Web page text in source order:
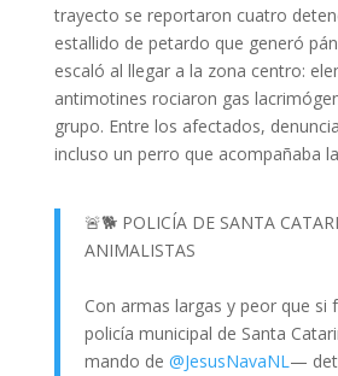
trayecto se reportaron cuatro
estallido de petardo que generó
escaló al llegar a la zona centro:
antimotines rociaron gas
grupo. Entre los afectados,
incluso un perro que acompañaba
🚨🐕 POLICÍA DE SANTA
ANIMALISTAS
Con armas largas y peor que si
policía municipal de Santa
mando de @JesusNavaNL—